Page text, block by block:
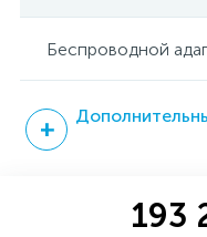
Беспроводной
193